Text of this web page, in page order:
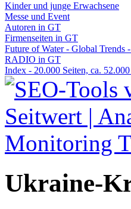
Kinder und junge Erwachsene
Messe und Event
Autoren in GT
Firmenseiten in GT
Future of Water - Global Trends
RADIO in GT
Index - 20.000 Seiten, ca.
Ukraine-